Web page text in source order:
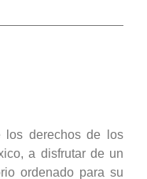
los derechos de los
a disfrutar de un
ordenado para su